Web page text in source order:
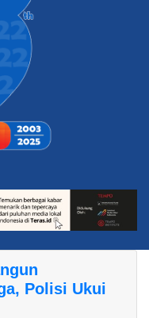
Polisi Ukui